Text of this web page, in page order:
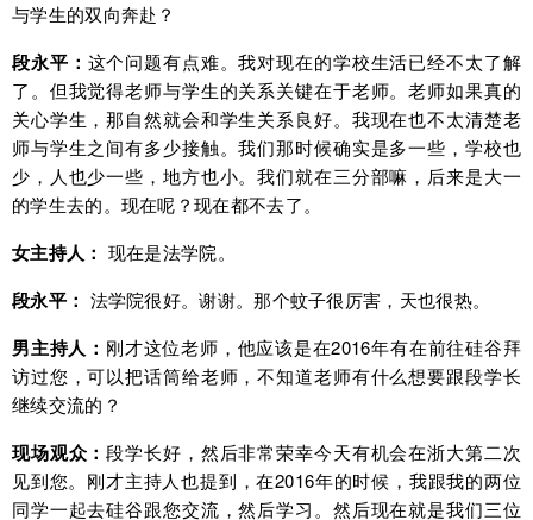
与学生的双向奔赴？
段永平： 这个问题有点难。我对现在的学校生活已经不太了解
了。但我觉得老师与学生的关系关键在于老师。老师如果真的
关心学生，那自然就会和学生关系良好。我现在也不太清楚老
师与学生之间有多少接触。我们那时候确实是多一些，学校也
少，人也少一些，地方也小。我们就在三分部嘛，后来是大一
的学生去的。现在呢？现在都不去了。
女主持人： 现在是法学院。
段永平： 法学院很好。谢谢。那个蚊子很厉害，天也很热。
男主持人： 刚才这位老师，他应该是在2016年有在前往硅谷拜
访过您，可以把话筒给老师，不知道老师有什么想要跟段学长
继续交流的？
现场观众：段学长好，然后非常荣幸今天有机会在浙大第二次
见到您。刚才主持人也提到，在2016年的时候，我跟我的两位
同学一起去硅谷跟您交流，然后学习。然后现在就是我们三位